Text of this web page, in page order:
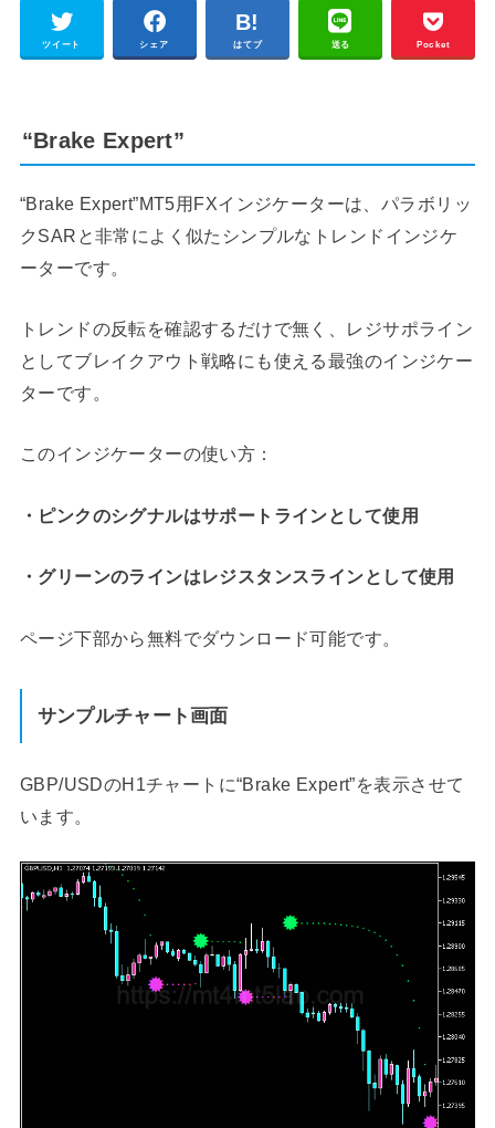
ツイート シェア はてブ 送る Pocket
“Brake Expert”
“Brake Expert”MT5用FXインジケーターは、パラボリッ
クSARと非常によく似たシンプルなトレンドインジケ
ーターです。
トレンドの反転を確認するだけで無く、レジサポライン
としてブレイクアウト戦略にも使える最強のインジケー
ターです。
このインジケーターの使い方：
・ピンクのシグナルはサポートラインとして使用
・グリーンのラインはレジスタンスラインとして使用
ページ下部から無料でダウンロード可能です。
サンプルチャート画面
GBP/USDのH1チャートに“Brake Expert”を表示させて
います。